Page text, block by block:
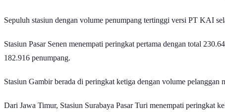
Sepuluh stasiun dengan volume penumpang tertinggi versi PT KAI
Stasiun Pasar Senen menempati peringkat pertama dengan total
182.916 penumpang.
Stasiun Gambir berada di peringkat ketiga dengan volume
Dari Jawa Timur, Stasiun Surabaya Pasar Turi menempati peringkat